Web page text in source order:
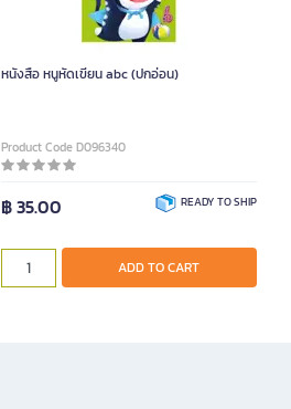
หนังสือ หนูหัดเขียน abc (ปกอ่อน)
Product Code D096340
฿ 35.00 READY TO SHIP
ADD TO CART